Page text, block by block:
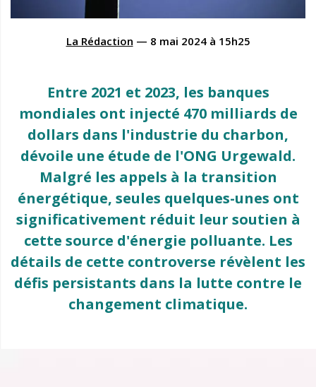
La Rédaction — 8 mai 2024à 15h25
Entre 2021 et 2023, les banques
mondiales ont injecté 470 milliards de
dollars dans l'industrie du charbon,
dévoile une étude de l'ONG Urgewald.
Malgré les appels à la transition
énergétique, seules quelques-unes ont
significativement réduit leur soutien à
cette source d'énergie polluante. Les
détails de cette controverse révèlent les
défis persistants dans la lutte contre le
changement climatique.